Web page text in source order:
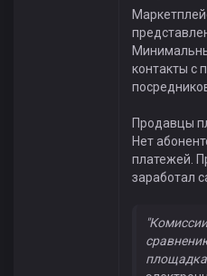
контакты с
Продавцы
Нет
платежей.
заработал